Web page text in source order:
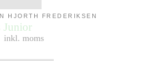
HJORTH FREDERIKSEN
Junior
inkl. moms